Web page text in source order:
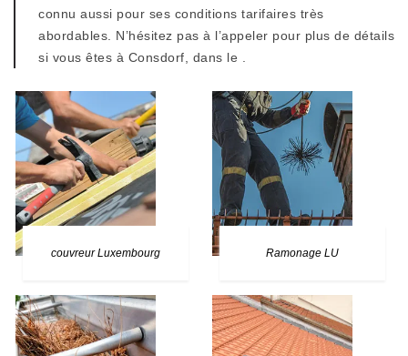
connu aussi pour ses conditions tarifaires très
abordables. N’hésitez pas à l’appeler pour plus de détails
si vous êtes à Consdorf, dans le .
couvreur Luxembourg Ramonage LU